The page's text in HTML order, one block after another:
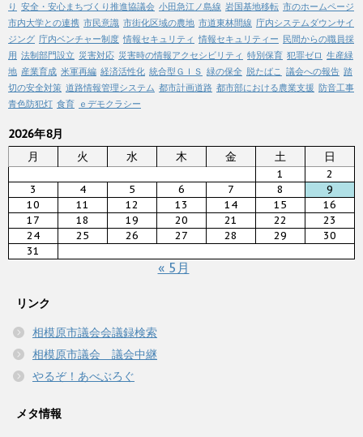
り 安全・安心まちづくり推進協議会 小田急江ノ島線 岩国基地移転 市のホームページ
市内大学との連携 市民意識 市街化区域の農地 市道東林間線 庁内システムダウンサイ
ジング 庁内ベンチャー制度 情報セキュリティ 情報セキュリティー 民間からの職員採
用 法制部門設立 災害対応 災害時の情報アクセシビリティ 特別保育 犯罪ゼロ 生産緑
地 産業育成 米軍再編 経済活性化 統合型ＧＩＳ 緑の保全 脱たばこ 議会への報告 踏
切の安全対策 道路情報管理システム 都市計画道路 都市部における農業支援 防音工事
青色防犯灯 食育 ｅデモクラシー
2026年8月
月
火 水 木 金 土 日
1
2
3
4 5 6 7 8
9
10
11 12 13 14 15
16
17
18 19 20 21 22
23
24
25 26 27 28 29
30
31
« 5月
リンク
相模原市議会会議録検索
相模原市議会 議会中継
やるぞ！あべぶろぐ
メタ情報